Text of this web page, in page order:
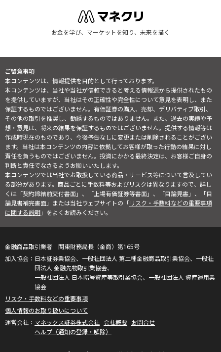
お金を学び、マーケットを知り、未来を描く
ご留意事項
本コンテンツは、情報提供を目的として行っております。
本コンテンツは、当社や当社が信頼できると考える情報源から提供されたもの
を提供していますが、当社はその正確性や完全性について意見を表明し、また
保証するものではございません。有価証券の購入、売却、デリバティブ取引、
その他の取引を推奨し、勧誘するものではありません。また、過去の実績や予
想・意見は、将来の結果を保証するものではございません。提供する情報等は
作成時現在のものであり、今後予告なしに変更または削除されることがござい
ます。当社は本コンテンツの内容に依拠してお客様が取った行動の結果に対し
責任を負うものではございません。投資にかかる最終決定は、お客様ご自身の
判断と責任でなさるようお願いいたします。
本コンテンツでは当社でお取扱している商品・サービス等について言及してい
る部分があります。商品ごとに手数料等およびリスクは異なりますので、詳し
くは「契約締結前交付書面」、「上場有価証券等書面」、「目論見書」、「目
論見書補完書面」または当社ウェブサイトの「リスク・手数料などの重要事項
に関する説明」をよくお読みください。
金融商品取引業者 関東財務局長（金商）第165号
日本証券業協会、一般社団法人 第二種金融商品取引業協会、一般社
団法人 金融先物取引業協会、
一般社団法人 日本暗号資産等取引業協会、一般社団法人 資産運用業
協会
リスク・手数料などの重要事項
個人情報のお取り扱いについて
マネックス証券株式会社 会社概要 お問合せ
ヘルプ（通知の登録・解除）